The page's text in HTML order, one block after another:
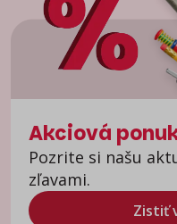
Akciová
Pozrite si našu
zľavami.
Zistiť